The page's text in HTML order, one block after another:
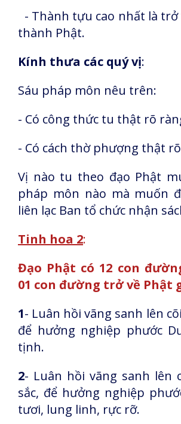
- Thành tựu cao nhất là trở
thành Phật.
Kính thưa các quý vị:
Sáu pháp môn nêu trên:
- Có công thức tu thật rõ
- Có cách thờ phượng thật
Vị nào tu theo đạo Phật
pháp môn nào mà muốn
liên lạc Ban tổ chức nhận
Tinh hoa 2:
Đạo Phật có 12 con
01 con đường trở về Phật
1- Luân hồi vãng sanh lên
để hưởng nghiệp phước
tịnh.
2- Luân hồi vãng sanh lên
sắc, để hưởng nghiệp
tươi, lung linh, rực rỡ.